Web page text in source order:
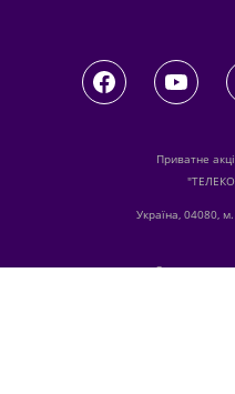
Приватне
Україна, 04080, м.
З питань